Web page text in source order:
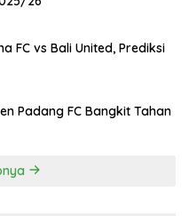
FC vs Bali United, Prediksi
Padang FC Bangkit Tahan